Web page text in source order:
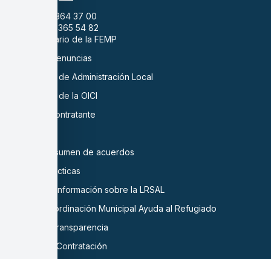
tel. +34 91 364 37 00
fax. +34 91 365 54 82
45 Aniversario de la FEMP
Canal de Denuncias
Cuadernos de Administración Local
Cuadernos de la OICI
Perfil del contratante
Actas y Resumen de acuerdos
Buenas prácticas
Oficina de Información sobre la LRSAL
Oficina Coordinación Municipal Ayuda al Refugiado
Portal de Transparencia
Central de Contratación